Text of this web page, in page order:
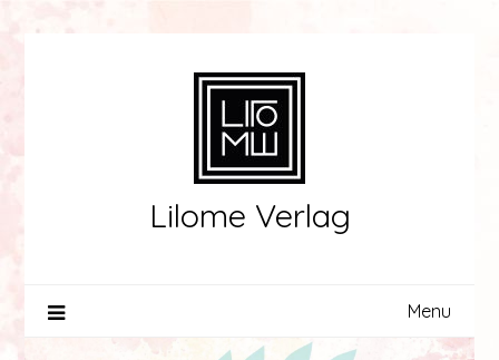
Lilome Verlag
Menu